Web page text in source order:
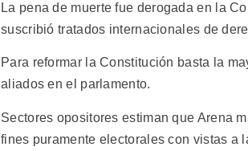
La pena de muerte fue derogada en la
suscribió tratados internacionales de
Para reformar la Constitución basta la
aliados en el parlamento.
Sectores opositores estiman que Arena
fines puramente electorales con vistas a